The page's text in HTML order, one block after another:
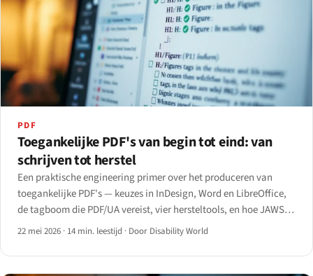
PDF
Toegankelijke PDF's van begin tot eind: van
schrijven tot herstel
Een praktische engineering primer over het produceren van
toegankelijke PDF's — keuzes in InDesign, Word en LibreOffice,
de tagboom die PDF/UA vereist, vier hersteltools, en hoe JAWS,
NVDA, VoiceOver en ChromeVox elk een getagde PDF anders
22 mei 2026 · 14 min. leestijd · Door Disability World